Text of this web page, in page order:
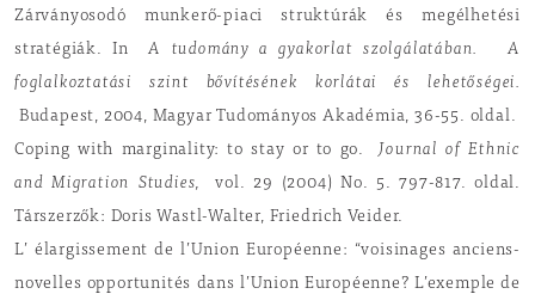
Zárványosodó munkerő-piaci struktúrák és megélhetési
stratégiák. InA tudomány a gyakorlat szolgálatában.
A
foglalkoztatási szint bővítésének korlátai és lehetőségei.
Budapest, 2004, Magyar Tudományos Akadémia, 36-55. oldal.
Coping with marginality: to stay or to go.Journal of Ethnic
and Migration Studies,
vol. 29 (2004) No. 5. 797-817. oldal.
Társzerzők: Doris Wastl-Walter, Friedrich Veider.
L’ élargissement de l’Union Européenne: “voisinages anciens-
novelles opportunités dans l’Union Européenne? L’exemple de